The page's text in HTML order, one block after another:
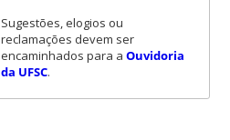
Sugestões, elogios ou
reclamações devem ser
encaminhados para a Ouvidoria
da UFSC.